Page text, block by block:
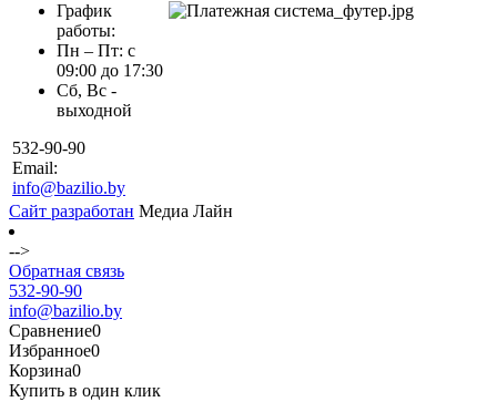
График
работы:
Пн – Пт: с
09:00 до 17:30
Сб, Вс -
выходной
532-90-90
Email:
info@bazilio.by
Сайт разработан Медиа Лайн
-->
Обратная связь
532-90-90
info@bazilio.by
Сравнение0
Избранное0
Корзина0
Купить в один клик